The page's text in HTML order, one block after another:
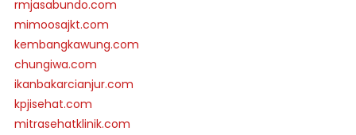
rmjasabundo.com
mimoosajkt.com
kembangkawung.com
chungiwa.com
ikanbakarcianjur.com
kpjisehat.com
mitrasehatklinik.com